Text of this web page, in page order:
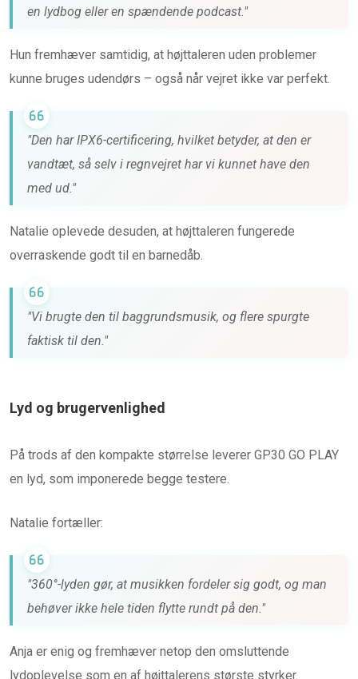
en lydbog eller en spændende podcast."
Hun fremhæver samtidig, at højttaleren uden problemer
kunne bruges udendørs – også når vejret ikke var perfekt.
"Den har IPX6-certificering, hvilket betyder, at den er
vandtæt, så selv i regnvejret har vi kunnet have den
med ud."
Natalie oplevede desuden, at højttaleren fungerede
overraskende godt til en barnedåb.
"Vi brugte den til baggrundsmusik, og flere spurgte
faktisk til den."
Lyd og brugervenlighed
På trods af den kompakte størrelse leverer GP30 GO PLAY
en lyd, som imponerede begge testere.
Natalie fortæller:
"360°-lyden gør, at musikken fordeler sig godt, og man
behøver ikke hele tiden flytte rundt på den."
Anja er enig og fremhæver netop den omsluttende
lydoplevelse som en af højttalerens største styrker.